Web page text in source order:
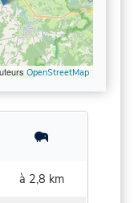
OpenStreetMap
à 2,8 km